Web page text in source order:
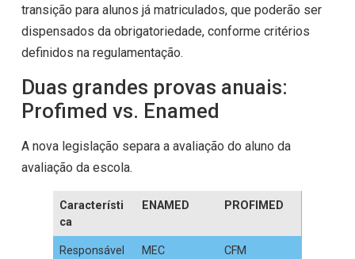
transição para alunos já matriculados, que poderão ser
dispensados da obrigatoriedade, conforme critérios
definidos na regulamentação.
Duas grandes provas anuais:
Profimed vs. Enamed
A nova legislação separa a avaliação do aluno da
avaliação da escola.
Característi
ca
ENAMED PROFIMED
Responsável
MEC
CFM